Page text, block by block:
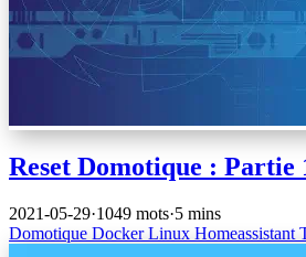
Reset Domotique : Partie
2021-05-29·1049 mots·5 mins
Domotique DockerLinux Homeassistant